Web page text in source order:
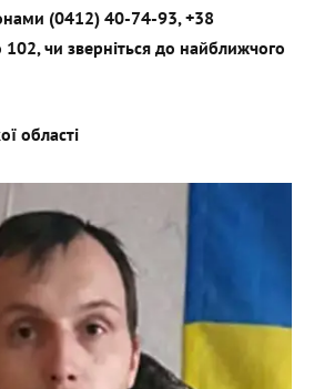
(0412) 40-74-93, +38
чи зверніться до найближчого
області